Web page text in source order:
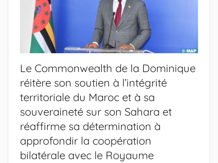
Le Commonwealth de la Dominique
réitère son soutien à l’intégrité
territoriale du Maroc et à sa
souveraineté sur son Sahara et
réaffirme sa détermination à
approfondir la coopération
bilatérale avec le Royaume